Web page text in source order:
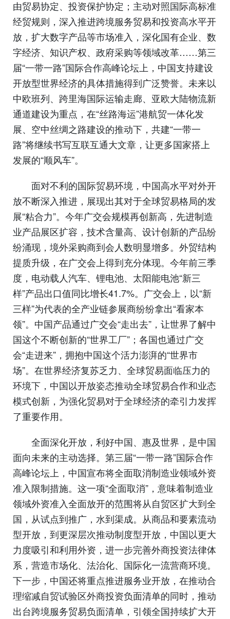
由贸易协定、投资保护协定；主动对照国际高标准
经贸规则，深入推进跨境服务贸易和投资高水平开
放，扩大数字产品等市场准入，深化国有企业、数
字经济、知识产权、政府采购等领域改革……第三
届“一带一路”国际合作高峰论坛上，中国支持建设
开放型世界经济的具体措施得到广泛赞誉。未来以
中欧班列、跨里海国际运输走廊、亚欧大陆物流新
通道建设为重点，在“丝路海运”港航贸一体化发
展、空中丝绸之路建设的推动下，共建“一带一
路”将继续书写互联互通大文章，让更多国家搭上
发展的“顺风车”。
面对不利的国际贸易环境，中国高水平对外开
放不断深入推进，展现出其对于全球贸易格局的发
展“粘合力”。今年广交会规模再创新高，先进制造
业产品展区扩容，技术含量高、设计创新的产品纷
纷涌现，境外采购商到会人数明显增多。外贸结构
提质升级，在广交会上得到充分体现。今年前三季
度，电动载人汽车、锂电池、太阳能电池“新三
样”产品出口值同比增长41.7%。广交会上，以“新
三样”为代表的全产业链参展商纷纷拿出“看家本
领”。中国产品通过广交会“走出去”，让世界了解中
国这个不断创新的“世界工厂”；各国也通过广交
会“走进来”，拥抱中国这个活力澎湃的“世界市
场”。在世界经济复苏乏力、全球贸易面临压力的
环境下，中国以开放姿态推动全球贸易合作和业态
模式创新，为强化贸易对于全球经济的牵引力发挥
了重要作用。
全面深化开放，利好中国、惠及世界，是中国
面向未来的主动选择。第三届“一带一路”国际合作
高峰论坛上，中国宣布将全面取消制造业领域外资
准入限制措施。这一项“全面取消”，意味着制造业
领域外资准入全面放开的范围将从自贸区扩大到全
国，从试点到推广，水到渠成。从商品和要素流动
型开放，到更深层次推动制度型开放，中国以更大
力度吸引和利用外资，进一步完善外商投资法律体
系，营造市场化、法治化、国际化一流营商环境。
下一步，中国还将重点推进服务业开放，在推动合
理缩减自贸试验区外商投资负面清单的同时，推动
出台跨境服务贸易负面清单，引领全国持续扩大开